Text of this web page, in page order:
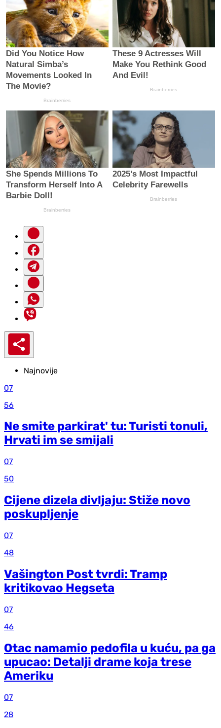
Najnovije
07
56
Ne smite parkirat' tu: Turisti tonuli,
Hrvati im se smijali
07
50
Cijene dizela divljaju: Stiže novo
poskupljenje
07
48
Vašington Post tvrdi: Tramp
kritikovao Hegseta
07
46
Otac namamio pedofila u kuću, pa ga
upucao: Detalji drame koja trese
Ameriku
07
28